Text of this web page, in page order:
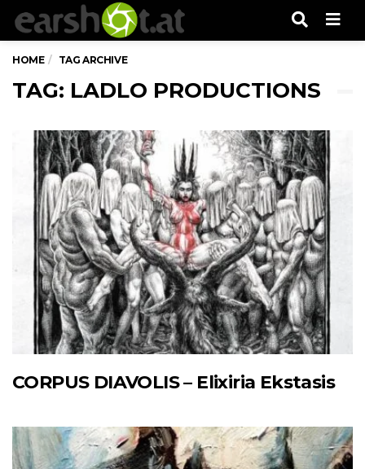
HOME TAG ARCHIVE
TAG: LADLO PRODUCTIONS
CORPUS DIAVOLIS – Elixiria Ekstasis